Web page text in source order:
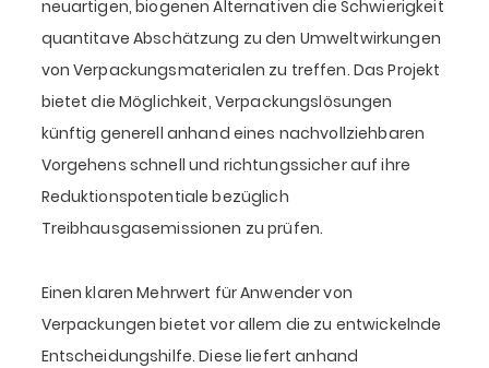
neuartigen, biogenen Alternativen die Schwierigkeit
quantitave Abschätzung zu den Umweltwirkungen
von Verpackungsmaterialen zu treffen. Das Projekt
bietet die Möglichkeit, Verpackungslösungen
künftig generell anhand eines nachvollziehbaren
Vorgehens schnell und richtungssicher auf ihre
Reduktionspotentiale bezüglich
Treibhausgasemissionen zu prüfen.
Einen klaren Mehrwert für Anwender von
Verpackungen bietet vor allem die zu entwickelnde
Entscheidungshilfe. Diese liefert anhand